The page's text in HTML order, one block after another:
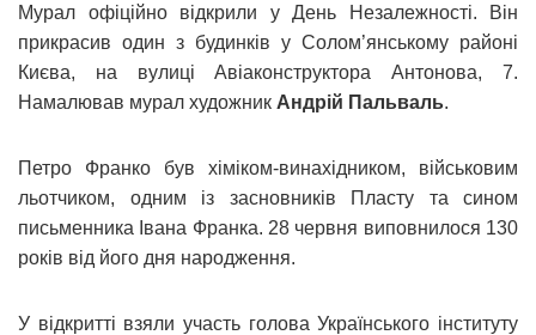
Мурал офіційно відкрили у День Незалежності. Він
прикрасив один з будинків у Солом’янському районі
Києва, на вулиці Авіаконструктора Антонова, 7.
Намалював мурал художник Андрій Пальваль.
Петро Франко був хіміком-винахідником, військовим
льотчиком, одним із засновників Пласту та сином
письменника Івана Франка. 28 червня виповнилося 130
років від його дня народження.
У відкритті взяли участь голова Українського інституту